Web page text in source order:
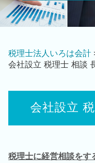
税理士法人いろは会計
会社設立 税理士 相談
会社設立
税理士に経営相談をす